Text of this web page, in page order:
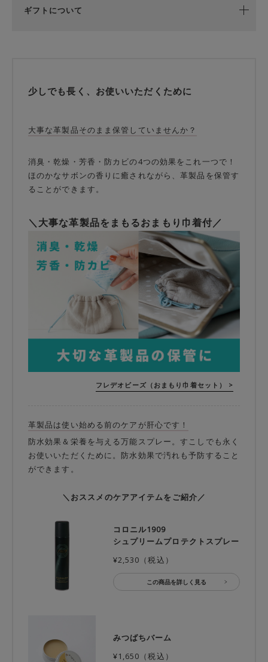
ギフトについて
少しでも長く、お使いいただくために
大事な革製品そのまま保管していませんか？
消臭・乾燥・芳香・防カビの4つの効果をこれ一つで！
ほのかなサボンの香りに癒されながら、革製品を保管す
ることができます。
＼大事な革製品をまもるおまもり巾着付／
フレデオビーズ（おまもり巾着セット） >
革製品は使い始める前のケアが肝心です！
防水効果＆栄養を与える万能スプレー。すこしでも永く
お使いいただくために。防水効果で汚れも予防すること
ができます。
＼おススメのケアアイテムをご紹介／
コロニル1909
シュプリームプロテクトスプレー
¥2,530（税込）
この商品を詳しく見る
みつばちバーム
¥1,650（税込）